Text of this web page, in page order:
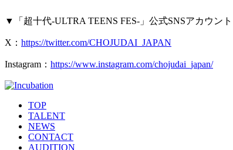
▼「超十代-ULTRA TEENS FES-」公式SNSアカウント
X： https://twitter.com/CHOJUDAI_JAPAN
Instagram： https://www.instagram.com/chojudai_japan/
TOP
TALENT
NEWS
CONTACT
AUDITION